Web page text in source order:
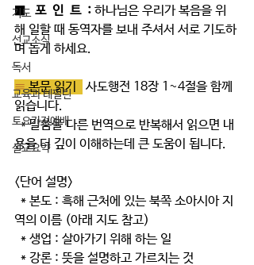
기도
선교소식
독서
교육과 테필린
토요가정예배
설교요약
■ 포  인  트  : 하나님은 우리가 복음을 위
해 일할 때 동역자를 보내 주셔서 서로 기도하
며 돕게 하세요.
≡ 본문 읽기
사도행전 18장 1~4절을 함께
읽습니다.
  * 말씀을 다른 번역으로 반복해서 읽으면 내
용을 더 깊이 이해하는데 큰 도움이 됩니다.
<단어 설명>
역의 이름 (아래 지도 참고)
  * 생업 : 살아가기 위해 하는 일
  * 강론 : 뜻을 설명하고 가르치는 것